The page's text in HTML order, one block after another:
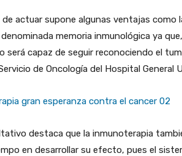
actuar supone algunas ventajas como
memoria inmunológica ya
será capaz de seguir reconociendo el
de Oncología del Hospital General
destaca que la inmunoterapia
en desarrollar su efecto, pues el